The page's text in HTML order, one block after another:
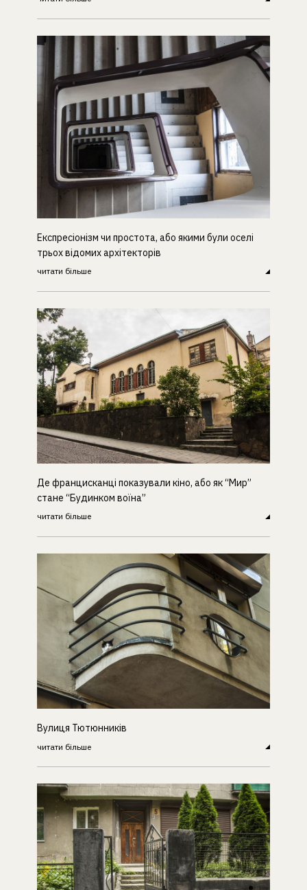
Експресіонізм чи простота, або якими були оселі
трьох відомих архітекторів
читати більше
Де францисканці показували кіно, або як “Мир”
стане “Будинком воїна”
читати більше
Вулиця Тютюнників
читати більше